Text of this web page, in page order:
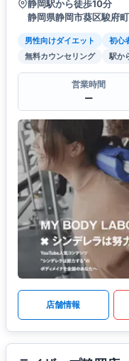
静岡駅から徒歩10分
静岡県静岡市葵区駿府
男性向けダイエット 初心
無料カウンセリング
駅か
営業時間
ー
店舗情報